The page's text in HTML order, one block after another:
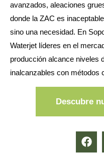
avanzados, aleaciones
donde la ZAC es
sino una necesidad. En
Waterjet líderes en el
producción alcance niveles
inalcanzables con métodos
Descubre